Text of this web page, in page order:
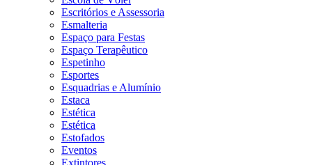
Escritórios e Assessoria
Esmalteria
Espaço para Festas
Espaço Terapêutico
Espetinho
Esportes
Esquadrias e Alumínio
Estaca
Estética
Estética
Estofados
Eventos
Extintores